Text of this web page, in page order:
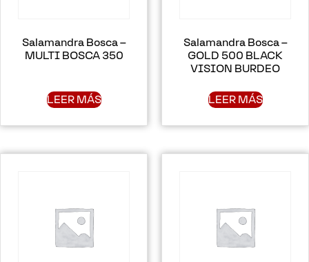
Salamandra Bosca –
MULTI BOSCA 350
LEER MÁS
Salamandra Bosca –
GOLD 500 BLACK
VISION BURDEO
LEER MÁS